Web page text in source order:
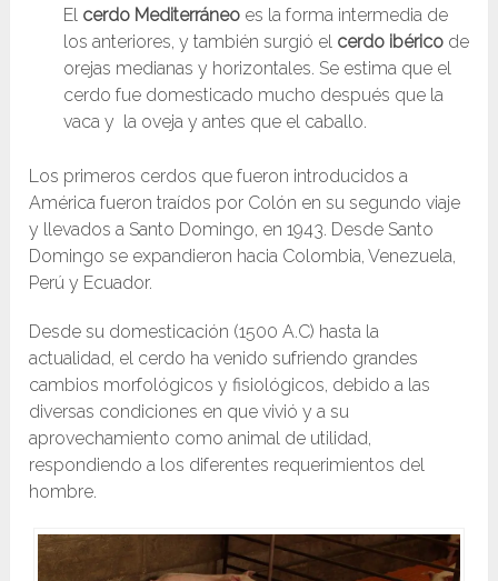
El cerdo Mediterráneoes la forma intermedia de
los anteriores, y también surgió el cerdo ibéricode
orejas medianas y horizontales. Se estima que el
cerdo fue domesticado mucho después que la
vaca y la oveja y antes que el caballo.
Los primeros cerdos que fueron introducidos a
América fueron traídos por Colón en su segundo viaje
y llevados a Santo Domingo, en 1943. Desde Santo
Domingo se expandieron hacia Colombia, Venezuela,
Perú y Ecuador.
Desde su domesticación (1500 A.C) hasta la
actualidad, el cerdo ha venido sufriendo grandes
cambios morfológicos y fisiológicos, debido a las
diversas condiciones en que vivió y a su
aprovechamiento como animal de utilidad,
respondiendo a los diferentes requerimientos del
hombre.